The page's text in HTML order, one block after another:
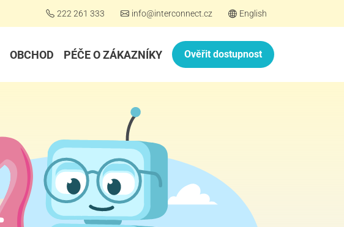
222 261 333 info@interconnect.cz English
OBCHOD PÉČE O ZÁKAZNÍKY Ověřit dostupnost